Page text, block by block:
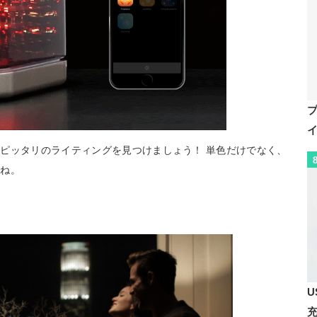
ッタリのライティングを見つけましょう！ 単色だけでなく、
。